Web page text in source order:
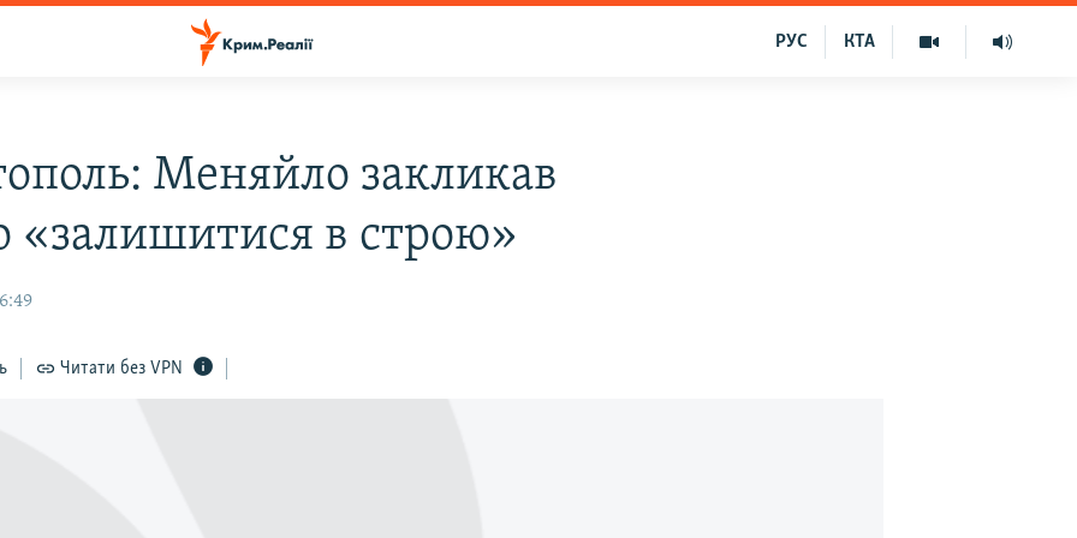
КТА
РУС
Меняйло закликав
«залишитися в строю»
Читати без VPN